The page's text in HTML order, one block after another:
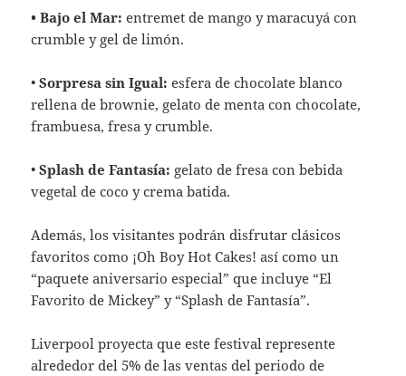
• Bajo el Mar: entremet de mango y maracuyá con
crumble y gel de limón.
•Sorpresa sin Igual: esfera de chocolate blanco
rellena de brownie, gelato de menta con chocolate,
frambuesa, fresa y crumble.
•Splash de Fantasía: gelato de fresa con bebida
vegetal de coco y crema batida.
Además, los visitantes podrán disfrutar clásicos
favoritos como ¡Oh Boy Hot Cakes! así como un
“paquete aniversario especial” que incluye “El
Favorito de Mickey” y “Splash de Fantasía”.
Liverpool proyecta que este festival represente
alrededor del 5% de las ventas del periodo de